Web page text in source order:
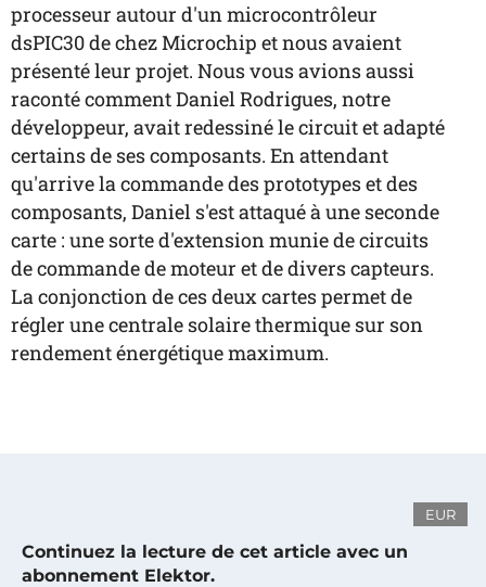
processeur autour d'un microcontrôleur
dsPIC30 de chez Microchip et nous avaient
présenté leur projet. Nous vous avions aussi
raconté comment Daniel Rodrigues, notre
développeur, avait redessiné le circuit et adapté
certains de ses composants. En attendant
qu'arrive la commande des prototypes et des
composants, Daniel s'est attaqué à une seconde
carte : une sorte d'extension munie de circuits
de commande de moteur et de divers capteurs.
La conjonction de ces deux cartes permet de
régler une centrale solaire thermique sur son
rendement énergétique maximum.
EUR
Continuez la lecture de cet article avec un
abonnement Elektor.